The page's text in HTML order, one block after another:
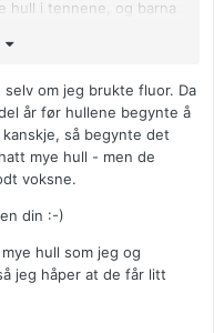
hull i tennene, og barna
om jeg brukte fluor. Da
år før hullene begynte å
så begynte det
mye hull - men de
voksne.
din :-)
hull som jeg og
jeg håper at de får litt